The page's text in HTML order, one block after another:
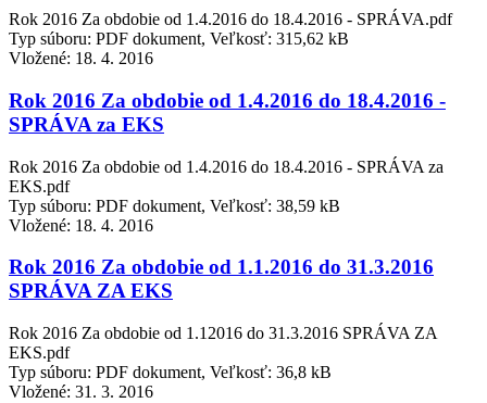
Rok 2016 Za obdobie od 1.4.2016 do 18.4.2016 - SPRÁVA.pdf
Typ súboru: PDF dokument, Veľkosť: 315,62 kB
Vložené: 18. 4. 2016
Rok 2016 Za obdobie od 1.4.2016 do 18.4.2016 -
SPRÁVA za EKS
Rok 2016 Za obdobie od 1.4.2016 do 18.4.2016 - SPRÁVA za
EKS.pdf
Typ súboru: PDF dokument, Veľkosť: 38,59 kB
Vložené: 18. 4. 2016
Rok 2016 Za obdobie od 1.1.2016 do 31.3.2016
SPRÁVA ZA EKS
Rok 2016 Za obdobie od 1.12016 do 31.3.2016 SPRÁVA ZA
EKS.pdf
Typ súboru: PDF dokument, Veľkosť: 36,8 kB
Vložené: 31. 3. 2016